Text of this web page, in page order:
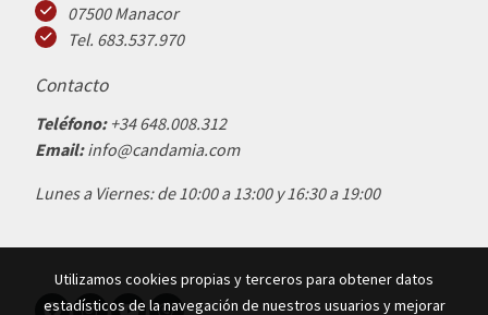
07500 Manacor
Tel. 683.537.970
Contacto
Teléfono: +34 648.008.312
Email:info@candamia.com
Lunes a Viernes: de 10:00 a 13:00 y 16:30 a 19:00
Utilizamos cookies propias y terceros para obtener datos
estadísticos de la navegación de nuestros usuarios y mejorar